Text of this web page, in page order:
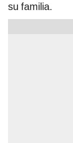
su familia.